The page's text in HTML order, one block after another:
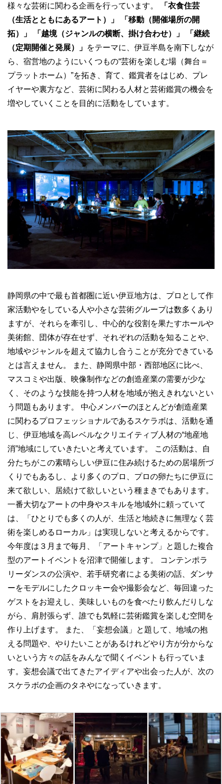
様々な芸術に関わる企画を行っています。
「衣食住芸
（生活とともにあるアート）」
「移動（開催場所の開
拓）」
「越境（ジャンルの横断、掛け合わせ）」
「継続
（定期開催と発展）」 をテーマに、伊豆半島を南下しなが
ら、宿営地のようにいくつもの“芸術を楽しむ場（舞台＝
プラットホーム）”を拓き、育て、鑑賞者をはじめ、プレ
イヤーや裏方など、芸術に関わる人材と芸術鑑賞の機会を
増やしていくことを目的に活動をしています。
静岡県の中で最も首都圏に近い伊豆地方は、プロとして作
家活動やをしている人や小さな芸術グループは数多くあり
ますが、それらを牽引し、中心的な役割を果たすホールや
美術館、団体が存在せず、それぞれの活動を知ることや、
地域やジャンルを超えて協力し合うことが充分できている
とは言えません。 また、静岡県中部・西部地区に比べ、
マスコミや出版、映像制作などの創造産業の需要が少な
く、そのような技能を持つ人材を地域が抱えきれないとい
う問題もあります。 中心メンバーのほとんどが創造産業
に関わるプロフェッショナルであるスケラボは、活動を通
じ、伊豆地域を高レベルなクリエイティブ人材の“地産地
消”地域にしていきたいと考えています。 この活動は、自
分たちがこの素晴らしい伊豆に住み続けるための居場所づ
くりでもあるし、より多くのプロ、プロの卵たちに伊豆に
来て欲しい、居続けて欲しいという種まきでもあります。
一番大切なアートの中身やスキルを地域外に頼っていて
は、「ひとりでも多くの人が、生活と地続きに無理なく芸
術を楽しめるローカル」は実現しないと考えるからです。
今年度は３月まで毎月、「アートキャンプ」と題した複合
型のアートイベントを沼津で開催します。 コンテンポラ
リーダンスの公演や、若手研究者による美術の話、ダンサ
ーをモデルにしたクロッキー会や撮影会など、毎回違った
ゲストをお迎えし、美味しいものを食べたり飲んだりしな
がら、肩肘張らず、誰でも気軽に芸術鑑賞を楽しむ空間を
作り上げます。 また、「妄想会議」と題して、地域の抱
える問題や、やりたいことがあるけれどやり方が分からな
いという方々の話をみんなで聞くイベントも行っていま
す。妄想会議で出てきたアイディアや出会った人が、次の
スケラボの企画のタネやになっていきます。